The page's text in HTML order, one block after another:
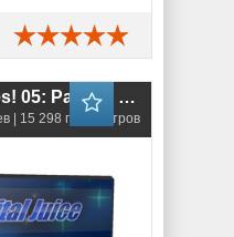
Digital Juice - Swipes! 05: Particle Wonders
| 15 298 просмотров